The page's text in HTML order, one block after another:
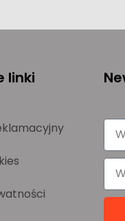
linki